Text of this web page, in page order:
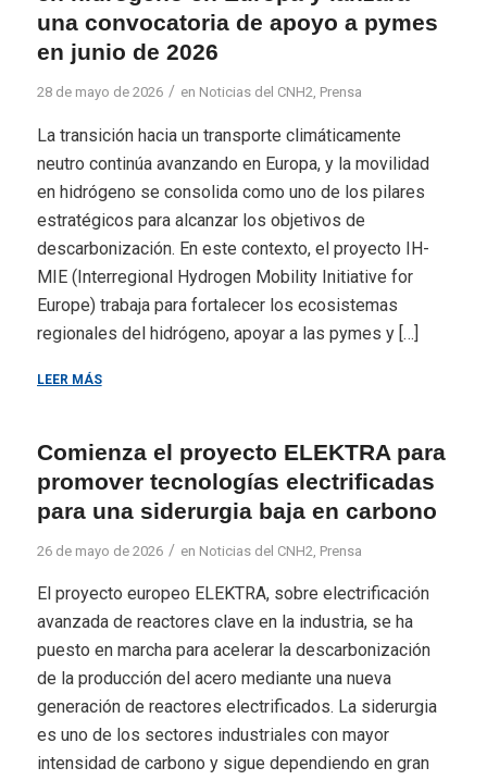
una convocatoria de apoyo a pymes
en junio de 2026
28 de mayo de 2026 / en Noticias del CNH2, Prensa
La transición hacia un transporte climáticamente
neutro continúa avanzando en Europa, y la movilidad
en hidrógeno se consolida como uno de los pilares
estratégicos para alcanzar los objetivos de
descarbonización. En este contexto, el proyecto IH-
MIE (Interregional Hydrogen Mobility Initiative for
Europe) trabaja para fortalecer los ecosistemas
regionales del hidrógeno, apoyar a las pymes y […]
LEER MÁS
Comienza el proyecto ELEKTRA para
promover tecnologías electrificadas
para una siderurgia baja en carbono
26 de mayo de 2026 / en Noticias del CNH2 Prensa
El proyecto europeo ELEKTRA, sobre electrificación
avanzada de reactores clave en la industria, se ha
puesto en marcha para acelerar la descarbonización
de la producción del acero mediante una nueva
generación de reactores electrificados. La siderurgia
es uno de los sectores industriales con mayor
intensidad de carbono y sigue dependiendo en gran